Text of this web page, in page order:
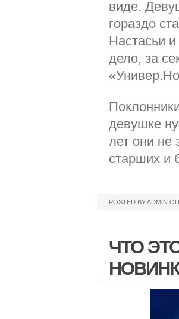
виде.
гораздо
Настасьи
дело, за
девушке
лет они не
старших и
POSTED BYADMIN
ЧТО